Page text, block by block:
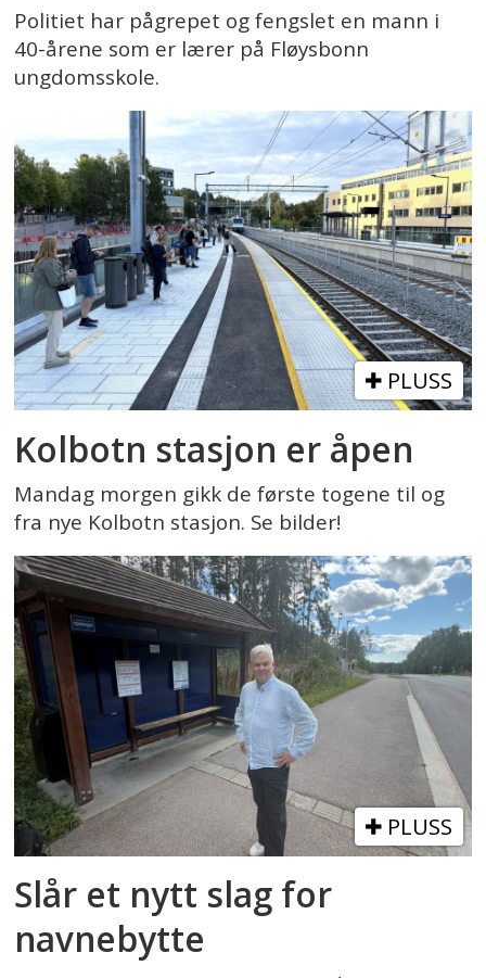
Politiet har pågrepet og fengslet en mann i
40-årene som er lærer på Fløysbonn
ungdomsskole.
PLUSS
Kolbotn stasjon er åpen
Mandag morgen gikk de første togene til og
fra nye Kolbotn stasjon. Se bilder!
PLUSS
Slår et nytt slag for
navnebytte